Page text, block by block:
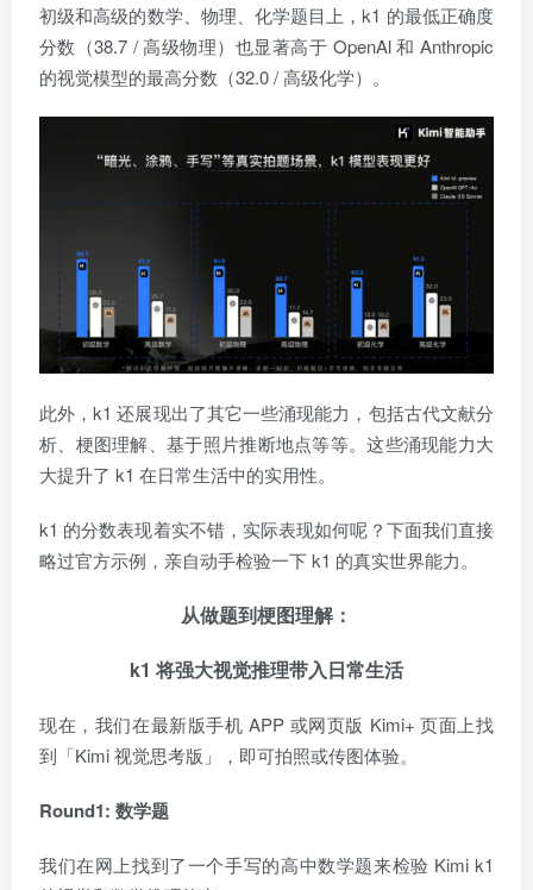
初级和高级的数学、物理、化学题目上，k1 的最低正确度
分数（38.7 / 高级物理）也显著高于 OpenAl 和 Anthropic
的视觉模型的最高分数（32.0 / 高级化学）。
此外，k1 还展现出了其它一些涌现能力，包括古代文献分
析、梗图理解、基于照片推断地点等等。这些涌现能力大
大提升了 k1 在日常生活中的实用性。
k1 的分数表现着实不错，实际表现如何呢？下面我们直接
略过官方示例，亲自动手检验一下 k1 的真实世界能力。
从做题到梗图理解：
k1 将强大视觉推理带入日常生活
现在，我们在最新版手机 APP 或网页版 Kimi+ 页面上找
到「Kimi 视觉思考版」，即可拍照或传图体验。
Round1: 数学题
我们在网上找到了一个手写的高中数学题来检验 Kimi k1